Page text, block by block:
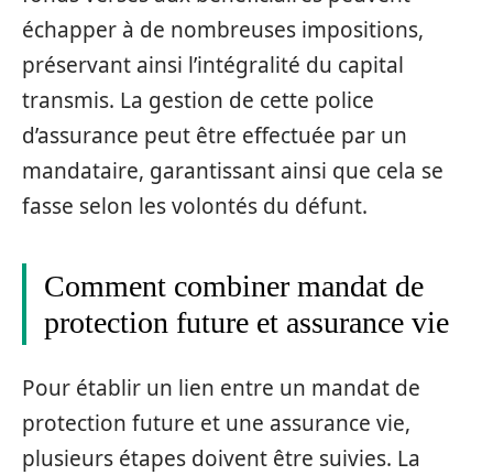
échapper à de nombreuses impositions,
préservant ainsi l’intégralité du capital
transmis. La gestion de cette police
d’assurance peut être effectuée par un
mandataire, garantissant ainsi que cela se
fasse selon les volontés du défunt.
Comment combiner mandat de
protection future et assurance vie
Pour établir un lien entre un mandat de
protection future et une assurance vie,
plusieurs étapes doivent être suivies. La